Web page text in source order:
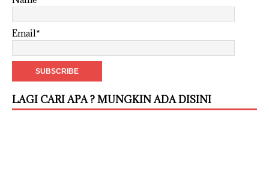
Email*
LAGI CARI APA ? MUNGKIN ADA DISINI